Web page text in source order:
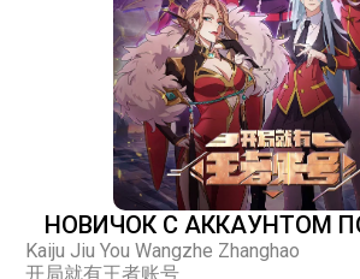
НОВИЧОК С АККАУНТОМ
Kaiju Jiu You Wangzhe Zhanghao
开局就有王者账号